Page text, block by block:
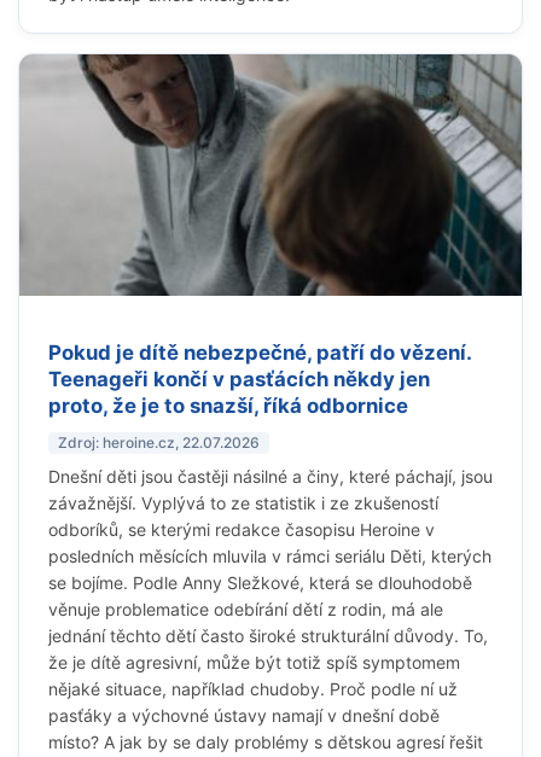
Pokud je dítě nebezpečné, patří do vězení.
Teenageři končí v pasťácích někdy jen
proto, že je to snazší, říká odbornice
Zdroj: heroine.cz, 22.07.2026
Dnešní děti jsou častěji násilné a činy, které páchají, jsou
závažnější. Vyplývá to ze statistik i ze zkušeností
odboríků, se kterými redakce časopisu Heroine v
posledních měsících mluvila v rámci seriálu Děti, kterých
se bojíme. Podle Anny Sležkové, která se dlouhodobě
věnuje problematice odebírání dětí z rodin, má ale
jednání těchto dětí často široké strukturální důvody. To,
že je dítě agresivní, může být totiž spíš symptomem
nějaké situace, například chudoby. Proč podle ní už
pasťáky a výchovné ústavy namají v dnešní době
místo? A jak by se daly problémy s dětskou agresí řešit